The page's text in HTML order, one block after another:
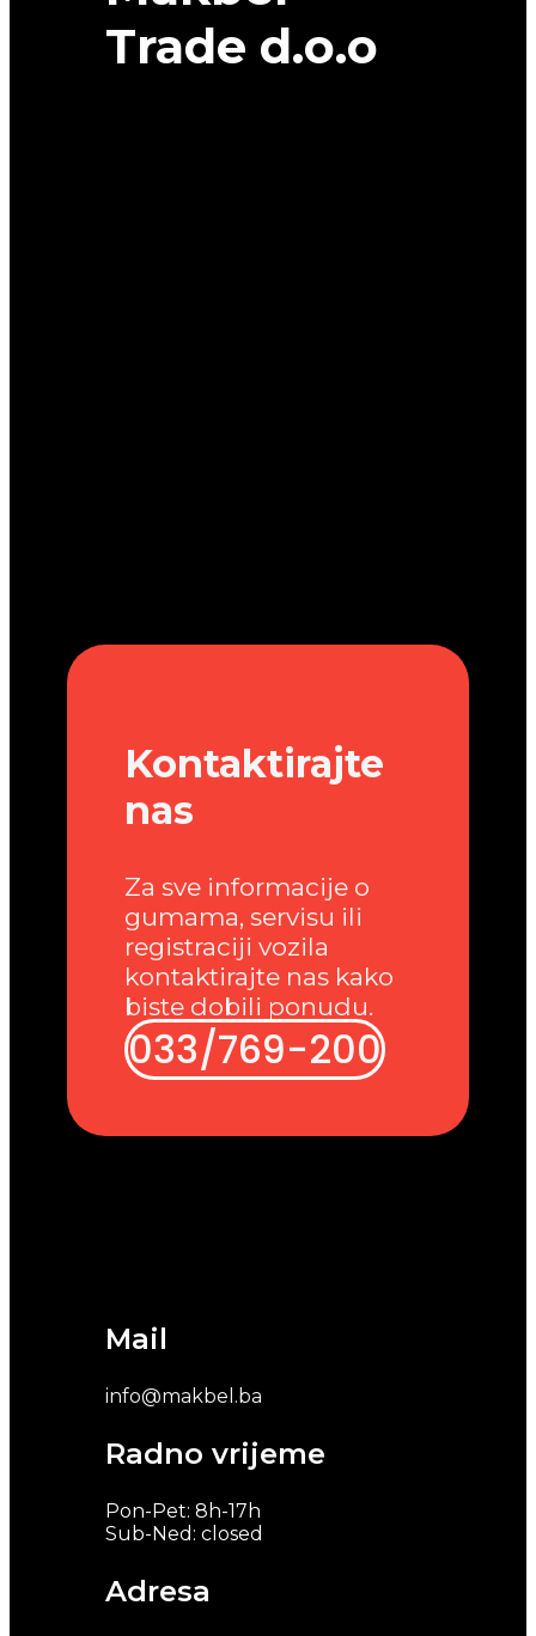
Trade d.o.o
Mail
info@makbel.ba
Radno vrijeme
Pon-Pet: 8h-17h
Sub-Ned: closed
Adresa
Kontaktirajte
nas
Za sve informacije o
gumama, servisu ili
registraciji vozila
kontaktirajte nas kako
biste dobili ponudu.
033/769-200